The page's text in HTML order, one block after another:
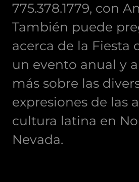
775.378.1779, con
También puede
acerca de la Fiesta
un evento anual y
más sobre las
expresiones de las
cultura latina en
Nevada.